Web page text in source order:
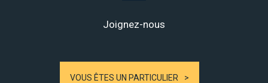
Joignez-nous
VOUS ÊTES UN PARTICULIER